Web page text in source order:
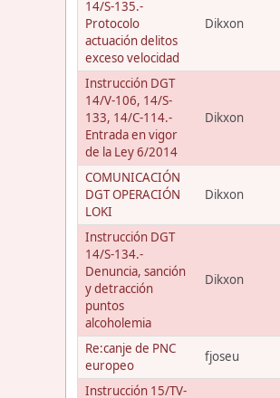
14/S-135.-
Protocolo
actuación delitos
exceso velocidad
Dikxon
Instrucción DGT
14/V-106, 14/S-
133, 14/C-114.-
Entrada en vigor
de la Ley 6/2014
Dikxon
COMUNICACIÓN
DGT OPERACIÓN
LOKI
Dikxon
Instrucción DGT
14/S-134.-
Denuncia, sanción
y detracción
puntos
alcoholemia
Dikxon
Re:canje de PNC
europeo
fjoseu
Instrucción 15/TV-